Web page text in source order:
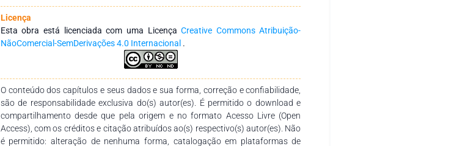
Licença
Esta obra está licenciada com uma LicençaCreative Commons Atribuição-
NãoComercial-SemDerivações 4.0 Internacional .
O conteúdo dos capítulos e seus dados e sua forma, correção e confiabilidade,
são de responsabilidade exclusiva do(s) autor(es). É permitido o download e
compartilhamento desde que pela origem e no formato Acesso Livre (Open
Access), com os créditos e citação atribuídos ao(s) respectivo(s) autor(es). Não
é permitido: alteração de nenhuma forma, catalogação em plataformas de